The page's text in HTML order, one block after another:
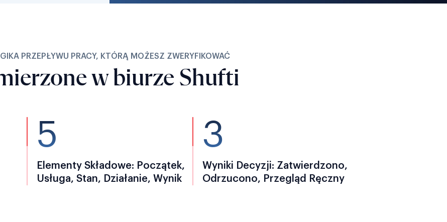
PRZEPŁYWU PRACY, KTÓRĄ MOŻESZ ZWERYFIKOWAĆ
w biurze Shufti
5
Elementy Składowe: Początek,
Usługa, Stan, Działanie, Wynik
3
Wyniki Decyzji: Zatwierdzono,
Odrzucono, Przegląd Ręczny